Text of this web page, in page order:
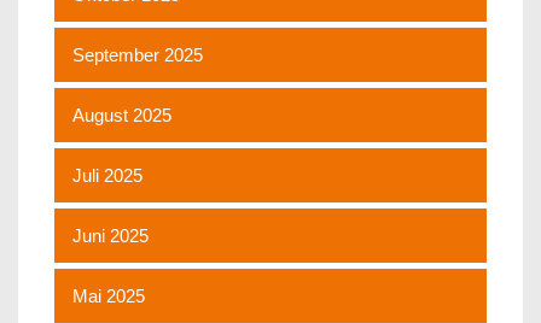
September 2025
August 2025
Juli 2025
Juni 2025
Mai 2025